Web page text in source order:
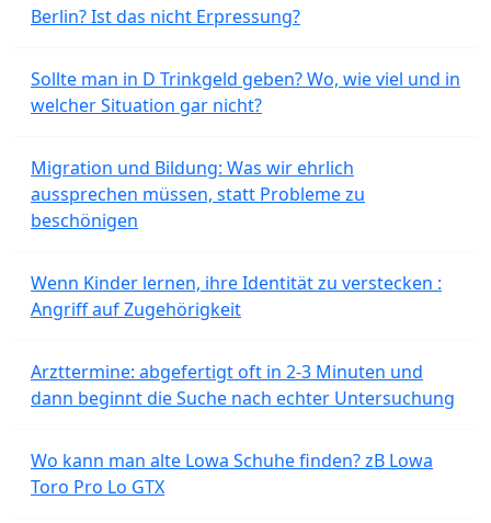
Berlin? Ist das nicht Erpressung?
Sollte man in D Trinkgeld geben? Wo, wie viel und in
welcher Situation gar nicht?
Migration und Bildung: Was wir ehrlich
aussprechen müssen, statt Probleme zu
beschönigen
Wenn Kinder lernen, ihre Identität zu verstecken :
Angriff auf Zugehörigkeit
Arzttermine: abgefertigt oft in 2-3 Minuten und
dann beginnt die Suche nach echter Untersuchung
Wo kann man alte Lowa Schuhe finden? zB Lowa
Toro Pro Lo GTX